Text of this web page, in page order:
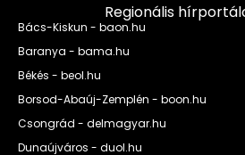
Regionális
Bács-Kiskun - baon.hu
Baranya - bama.hu
Békés - beol.hu
Borsod-Abaúj-Zemplén - boon.hu
Csongrád - delmagyar.hu
Dunaújváros - duol.hu